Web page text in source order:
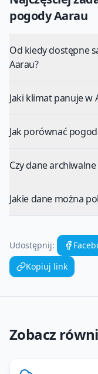
pogodyAarau
Od kiedy dostępne
Aarau?
Jaki klimat panuje w
Jak porównać
Czy dane
Jakie dane można
Udostępnij:
Kopiuj link
Zobacz